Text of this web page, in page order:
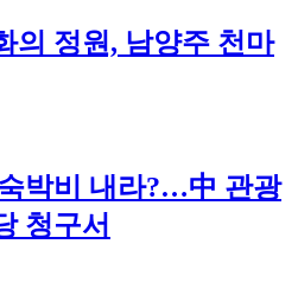
의 정원, 남양주 천마
박비 내라?…中 관광
청구서